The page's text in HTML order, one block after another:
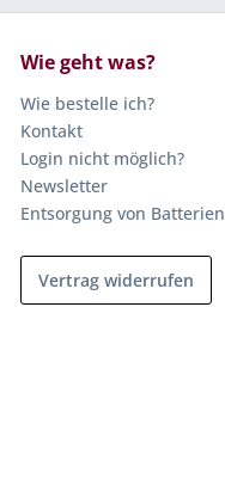
Wie geht was?
Wie bestelle ich?
Kontakt
Login nicht möglich?
Newsletter
Entsorgung von Batterien
Vertrag widerrufen